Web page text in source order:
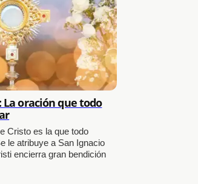
La oración que todo
Cristo es la que todo
le atribuye a San Ignacio
encierra gran bendición